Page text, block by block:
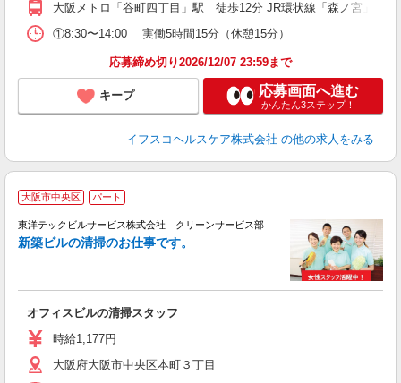
大阪メトロ「谷町四丁目」駅 徒歩12分 JR環状線「森ノ宮」駅
①8:30〜14:00 実働5時間15分（休憩15分）
応募締め切り2026/12/07 23:59まで
キープ 応募画面へ進む
かんたん3ステップ！
イフスコヘルスケア株式会社 の他の求人をみる
大阪市中央区 パート
東洋テックビルサービス株式会社 クリーンサービス部
新築ビルの清掃のお仕事です。
オフィスビルの清掃スタッフ
時給1,177円
大阪府大阪市中央区本町３丁目